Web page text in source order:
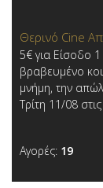
Θερινό Cine
5€ για Είσοδο
βραβευμένο
μνήμη, την
Τρίτη 11/08
Αγορές: 19